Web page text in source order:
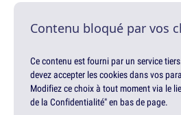
Contenu bloqué par vos
Ce contenu est fourni par un service
devez accepter les cookies dans vos
Modifiez ce choix à tout moment via le
de la Confidentialité" en bas de page.